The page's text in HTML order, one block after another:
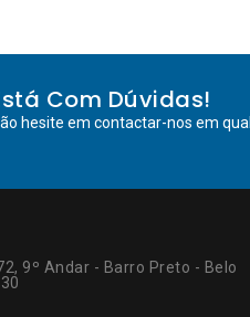
Com Dúvidas!
hesite em contactar-nos em
9º Andar - Barro Preto - Belo